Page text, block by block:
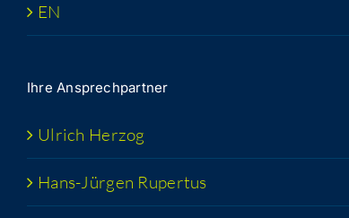
EN
Ihre Ansprech­part­ner
Ulrich Her­zog
Hans-Jür­­gen Rupertus